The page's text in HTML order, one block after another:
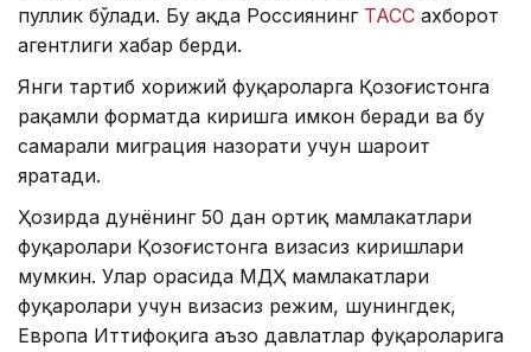
пуллик бўлади. Бу ҳақда Россиянинг ТАСС ахборот
агентлиги хабар берди.
Янги тартиб хорижий фуқароларга Қозоғистонга
рақамли форматда киришга имкон беради ва бу
самарали миграция назорати учун шароит
яратади.
Ҳозирда дунёнинг 50 дан ортиқ мамлакатлари
фуқаролари Қозоғистонга визасиз киришлари
мумкин. Улар орасида МДҲ мамлакатлари
фуқаролари учун визасиз режим, шунингдек,
Европа Иттифоқига аъзо давлатлар фуқароларига